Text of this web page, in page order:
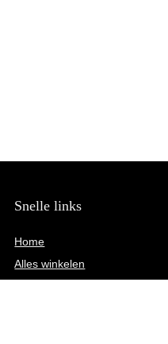
Snelle links
Home
Alles winkelen